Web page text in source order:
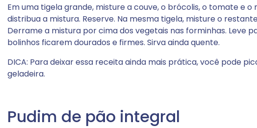
Em uma tigela grande, misture a couve, o brócolis, o tomate e
distribua a mistura. Reserve. Na mesma tigela, misture o
Derrame a mistura por cima dos vegetais nas forminhas. Leve
bolinhos ficarem dourados e firmes. Sirva ainda quente.
DICA: Para deixar essa receita ainda mais prática, você pode
geladeira.
Pudim de pão integral